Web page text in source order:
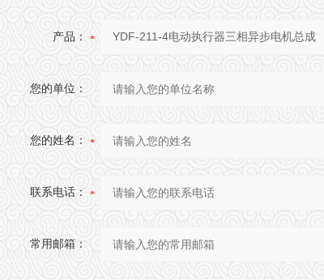
产品：
您的单位：
您的姓名：
联系电话：
常用邮箱：